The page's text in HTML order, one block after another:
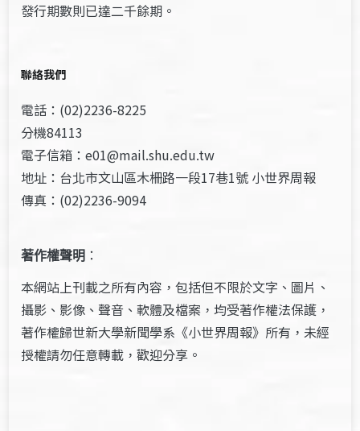
發行期數則已達二千餘期。
聯絡我們
電話：(02)2236-8225
分機84113
電子信箱：e01@mail.shu.edu.tw
地址：台北市文山區木柵路一段17巷1號 小世界周報
傳真：(02)2236-9094
著作權聲明 ：
本網站上刊載之所有內容，包括但不限於文字、圖片、
攝影、影像、聲音、軟體及檔案，均受著作權法保護，
著作權歸世新大學新聞學系《小世界周報》所有，未經
授權請勿任意轉載，歡迎分享。